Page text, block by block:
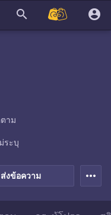
search account_circle
าม
ส่งข้อความ
ระบุ
more_horiz